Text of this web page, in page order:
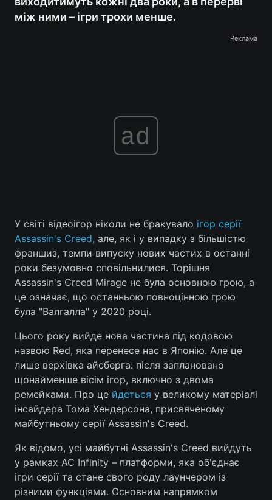
між ними – ігри трохи менше.
Реклама
ad
У світі відеоігор ніколи не бракувало ігор серії
Assassin's Creed, але, як і у випадку з більшістю
франшиз, темпи випуску нових частих в останні
роки безумовно сповільнилися. Торішня
Assassin's Creed Mirage не була основною грою, а
це означає, що останньою повноцінною грою
була "Валгалла" у 2020 році.
Цього року вийде нова частина під кодовою
назвою Red, яка перенесе нас в Японію. Але це
лише верхівка айсберга: після заплановано
щонайменше вісім ігор, включно з двома
ремейками. Про це йдеться у великому матеріалі
інсайдера Тома Хендерсона, присвяченому
майбутньому серії Assassin's Creed.
Як відомо, усі майбутні Assassin's Creed вийдуть
у рамках AC Infinity – платформи, яка об'єднає
ігри серії та стане свого роду лаунчером із
різними функціями. Основним напрямком